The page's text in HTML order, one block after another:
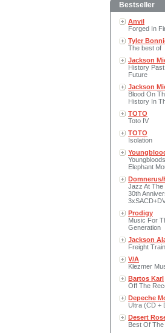
Bestseller
Anvil
Forged In
Tyler
The best of
Jackson
History
Future
Jackson
Blood On
History In
TOTO
Toto IV
TOTO
Isolation
Elephant
Domnerus/
Jazz At The
30th
Prodigy
Music For
Generation
Jackson
Freight Train
V/A
Klezmer
Bartos Karl
Off The
Depeche
Ultra (CD +
Desert
Best Of The